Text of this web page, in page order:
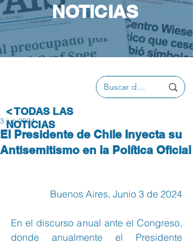
NOTICIAS
El Presidente de Chile Inyecta su
Antisemitismo en la Política Oficial
3 jun 2024
Buenos Aires, Junio 3 de 2024
En el discurso anual ante el Congreso,
donde anualmente el Presidente
< TODAS LAS
NOTICIAS